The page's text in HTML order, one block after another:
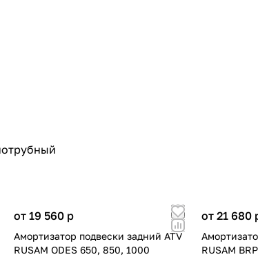
от 19 560 p
Амортизатор подвески задний ATV
RUSAM ODES 650, 850, 1000
от 21 680
RUSAM